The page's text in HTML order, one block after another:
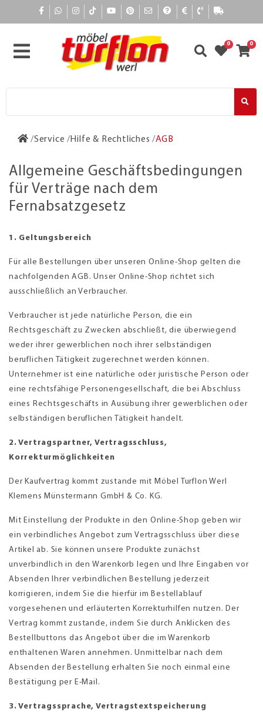
0 0
Service Hilfe & Rechtliches AGB
Allgemeine Geschäftsbedingungen
für Verträge nach dem
Fernabsatzgesetz
1. Geltungsbereich
Für alle Bestellungen über unseren Online-Shop gelten die
nachfolgenden AGB. Unser Online-Shop richtet sich
ausschließlich an Verbraucher.
Verbraucher ist jede natürliche Person, die ein
Rechtsgeschäft zu Zwecken abschließt, die überwiegend
weder ihrer gewerblichen noch ihrer selbständigen
beruflichen Tätigkeit zugerechnet werden können.
Unternehmer ist eine natürliche oder juristische Person oder
eine rechtsfähige Personengesellschaft, die bei Abschluss
eines Rechtsgeschäfts in Ausübung ihrer gewerblichen oder
selbständigen beruflichen Tätigkeit handelt.
2. Vertragspartner, Vertragsschluss,
Korrekturmöglichkeiten
Der Kaufvertrag kommt zustande mit Möbel Turflon Werl
Klemens Münstermann GmbH & Co. KG.
Mit Einstellung der Produkte in den Online-Shop geben wir
ein verbindliches Angebot zum Vertragsschluss über diese
Artikel ab. Sie können unsere Produkte zunächst
unverbindlich in den Warenkorb legen und Ihre Eingaben vor
Absenden Ihrer verbindlichen Bestellung jederzeit
korrigieren, indem Sie die hierfür im Bestellablauf
vorgesehenen und erläuterten Korrekturhilfen nutzen. Der
Vertrag kommt zustande, indem Sie durch Anklicken des
Bestellbuttons das Angebot über die im Warenkorb
enthaltenen Waren annehmen. Unmittelbar nach dem
Absenden der Bestellung erhalten Sie noch einmal eine
Bestätigung per E-Mail.
3. Vertragssprache, Vertragstextspeicherung